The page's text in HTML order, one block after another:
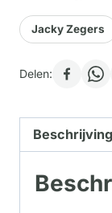
Jacky Zegers
Delen:
Beschrijving